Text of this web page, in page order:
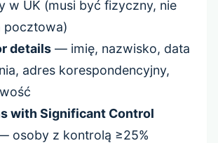
w UK (musi być fizyczny, nie
pocztowa)
details— imię, nazwisko, data
adres korespondencyjny,
with Significant Control
osoby z kontrolą ≥25%